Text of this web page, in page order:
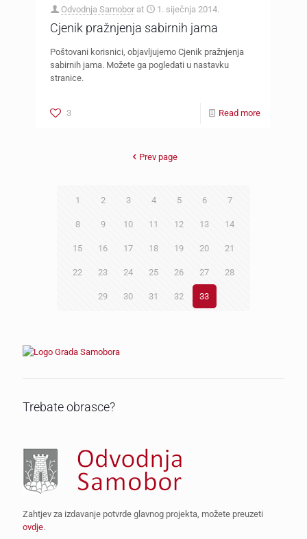
Odvodnja Samobor at 1. siječnja 2014.
Cjenik pražnjenja sabirnih jama
Poštovani korisnici, objavljujemo Cjenik pražnjenja
sabirnih jama. Možete ga pogledati u nastavku
stranice.
3 Read more
Prev page
1 2 3 4 5 6 7
8 9 10 11 12 13 14
15 16 17 18 19 20 21
22 23 24 25 26 27 28
29 30 31 32 33
Trebate obrasce?
Zahtjev za izdavanje potvrde glavnog projekta, možete preuzeti
ovdje.